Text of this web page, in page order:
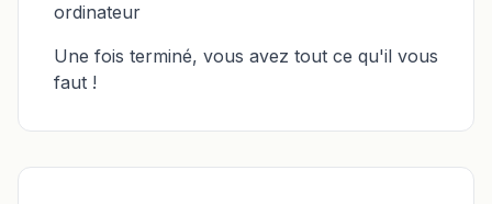
ordinateur
Une fois terminé, vous avez tout ce qu'il vous
faut !